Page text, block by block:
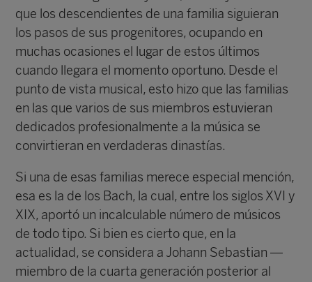
que los descendientes de una familia siguieran
los pasos de sus progenitores, ocupando en
muchas ocasiones el lugar de estos últimos
cuando llegara el momento oportuno. Desde el
punto de vista musical, esto hizo que las familias
en las que varios de sus miembros estuvieran
dedicados profesionalmente a la música se
convirtieran en verdaderas dinastías.
Si una de esas familias merece especial mención,
esa es la de los Bach, la cual, entre los siglos XVI y
XIX, aportó un incalculable número de músicos
de todo tipo. Si bien es cierto que, en la
actualidad, se considera a Johann Sebastian —
miembro de la cuarta generación posterior al